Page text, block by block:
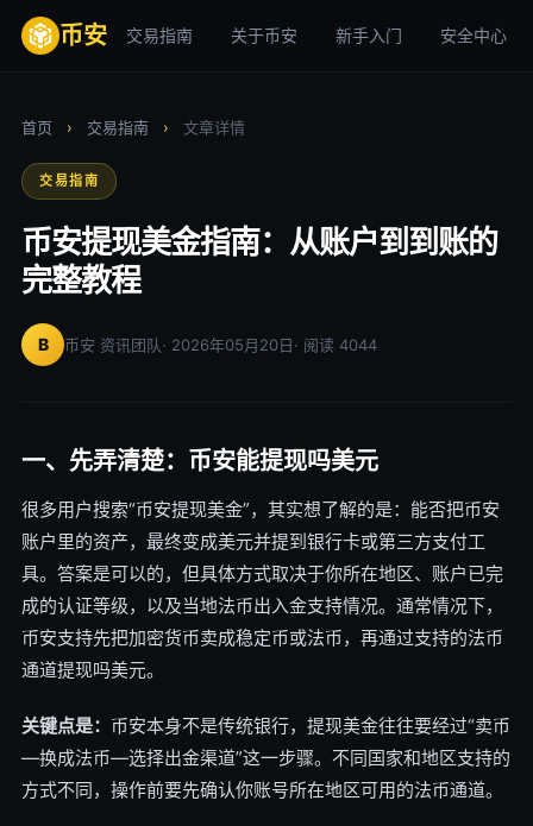
币安 交易指南 关于币安 新手入门 安全中心
首页 › 交易指南 › 文章详情
交易指南
币安提现美金指南：从账户到到账的
完整教程
B 币安 资讯团队· 2026年05月20日· 阅读 4044
一、先弄清楚：币安能提现吗美元
很多用户搜索“币安提现美金”，其实想了解的是：能否把币安
账户里的资产，最终变成美元并提到银行卡或第三方支付工
具。答案是可以的，但具体方式取决于你所在地区、账户已完
成的认证等级，以及当地法币出入金支持情况。通常情况下，
币安支持先把加密货币卖成稳定币或法币，再通过支持的法币
通道提现吗美元。
关键点是： 币安本身不是传统银行，提现美金往往要经过“卖币
—换成法币—选择出金渠道”这一步骤。不同国家和地区支持的
方式不同，操作前要先确认你账号所在地区可用的法币通道。